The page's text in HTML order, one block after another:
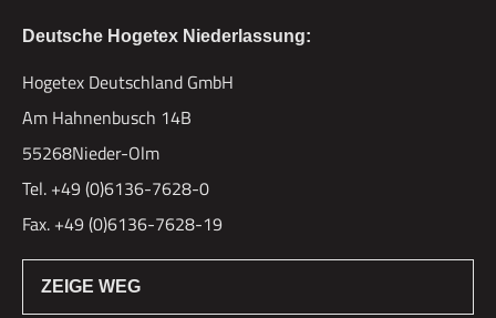
Deutsche Hogetex Niederlassung:
Hogetex Deutschland GmbH
Am Hahnenbusch 14B
55268Nieder-Olm
Tel. +49 (0)6136-7628-0
Fax. +49 (0)6136-7628-19
ZEIGE WEG